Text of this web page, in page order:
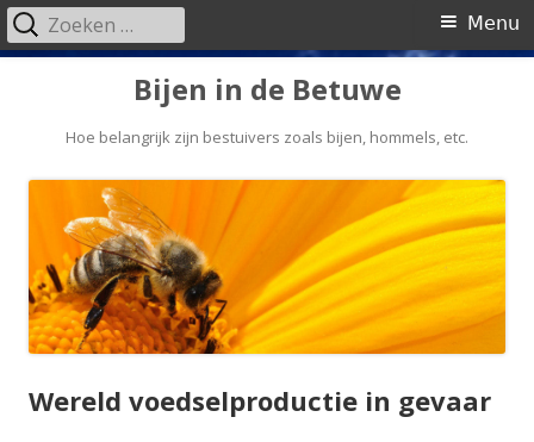
Bijen in de Betuwe
Hoe belangrijk zijn bestuivers zoals bijen, hommels, etc.
Primair
Menu
Zoeken
naar:
Wereld voedselproductie in gevaar